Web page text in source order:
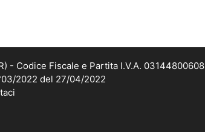
- Codice Fiscale e Partita I.V.A. 03144800608
2022 del 27/04/2022